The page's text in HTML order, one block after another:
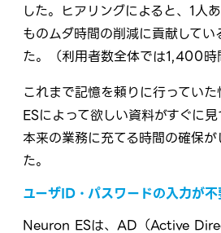
した。ヒアリングによると、1人
ものムダ時間の削減に貢献して
た。（利用者数全体では1,400時
これまで記憶を頼りに行ってい
ESによって欲しい資料がすぐに見
本来の業務に充てる時間の確保が
た。
ユーザID・パスワードの入力が
Neuron ESは、AD（Active